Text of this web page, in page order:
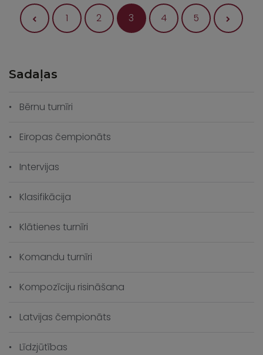
Ziņu
1 2 3 4 5
Sadaļas
Bērnu turnīri
Eiropas čempionāts
Intervijas
Klasifikācija
Klātienes turnīri
Komandu turnīri
Kompozīciju risināšana
Latvijas čempionāts
Līdzjūtības